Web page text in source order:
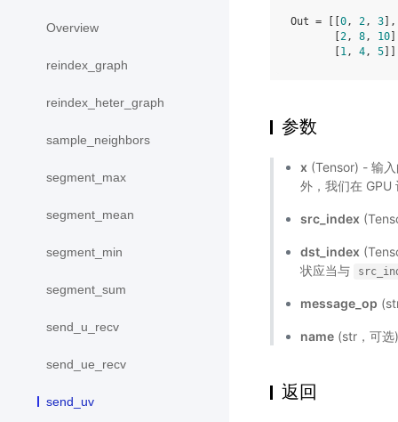
Overview
reindex_graph
reindex_heter_graph
sample_neighbors
segment_max
segment_mean
segment_min
segment_sum
send_u_recv
send_ue_recv
send_uv
Out = [[ 0, 2, 3 ],
2, 8, 10
1, 4, 5
参数
x (Tensor) - 输
外，我们在
src_index
dst_index
状应当与
message_op
name (str，可
返回